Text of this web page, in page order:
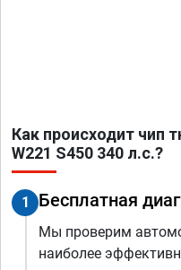
Как происходит чип
W221 S450 340 л.с.?
1 Бесплатная
Мы проверим
наиболее